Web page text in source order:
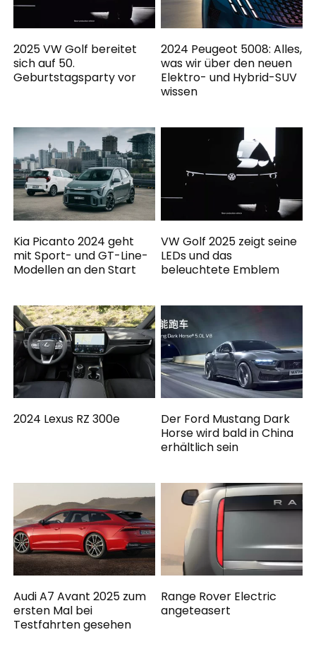
2025 VW Golf bereitet
sich auf 50.
Geburtstagsparty vor
2024 Peugeot 5008: Alles,
was wir über den neuen
Elektro- und Hybrid-SUV
wissen
Kia Picanto 2024 geht
mit Sport- und GT-Line-
Modellen an den Start
VW Golf 2025 zeigt seine
LEDs und das
beleuchtete Emblem
2024 Lexus RZ 300e
Der Ford Mustang Dark
Horse wird bald in China
erhältlich sein
Audi A7 Avant 2025 zum
ersten Mal bei
Testfahrten gesehen
Range Rover Electric
angeteasert